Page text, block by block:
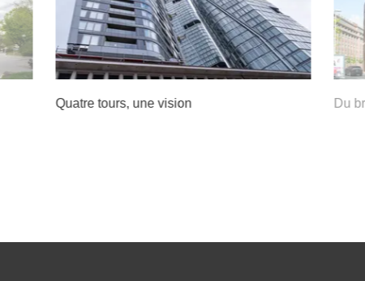
Quatre tours, une vision Du